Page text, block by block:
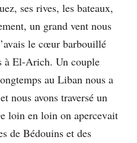
ses rives, les bateaux,
un grand vent nous
le cœur barbouillé
à El-Arich. Un couple
au Liban nous a
nous avons traversé un
loin en loin on apercevait
de Bédouins et des